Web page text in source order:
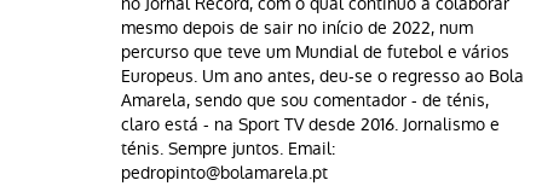
mesmo depois de sair no início de 2022, num
percurso que teve um Mundial de futebol e vários
Europeus. Um ano antes, deu-se o regresso ao Bola
Amarela, sendo que sou comentador - de ténis,
claro está - na Sport TV desde 2016. Jornalismo e
ténis. Sempre juntos. Email:
pedropinto@bolamarela.pt